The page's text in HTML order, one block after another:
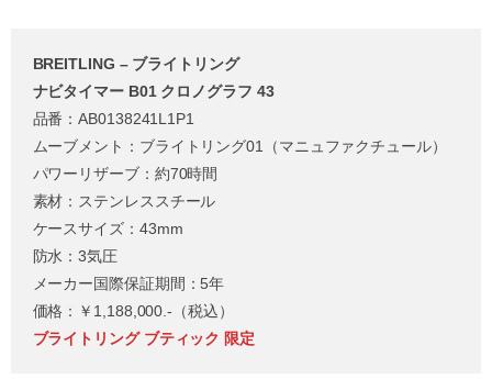
BREITLING – ブライトリング
ナビタイマー B01 クロノグラフ 43
品番：AB0138241L1P1
ムーブメント：ブライトリング01（マニュファクチュール）
パワーリザーブ：約70時間
素材：ステンレススチール
ケースサイズ：43mm
防水：3気圧
メーカー国際保証期間：5年
価格：￥1,188,000.-（税込）
ブライトリング ブティック 限定